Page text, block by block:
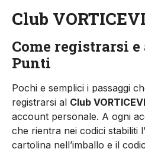
Club
Come registrarsi
Punti
Pochi e semplici i passaggi
registrarsi al Club
account personale. A ogni
che rientra nei codici stabiliti
cartolina nell’imballo e il